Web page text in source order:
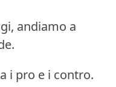
andiamo a
i pro e i contro.